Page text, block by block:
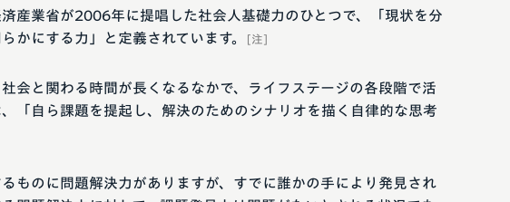
産業省が2006年に提唱した社会人基礎力のひとつで、「現状を分
かにする力」と定義されています。
[注]
会と関わる時間が長くなるなかで、ライフステージの各段階で活
「自ら課題を提起し、解決のためのシナリオを描く自律的な思考
ものに問題解決力がありますが、すでに誰かの手により発見され